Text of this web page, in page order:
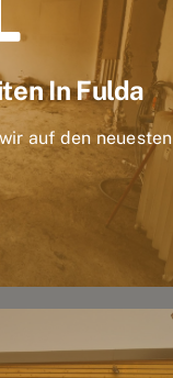
In Fulda
auf den neuesten